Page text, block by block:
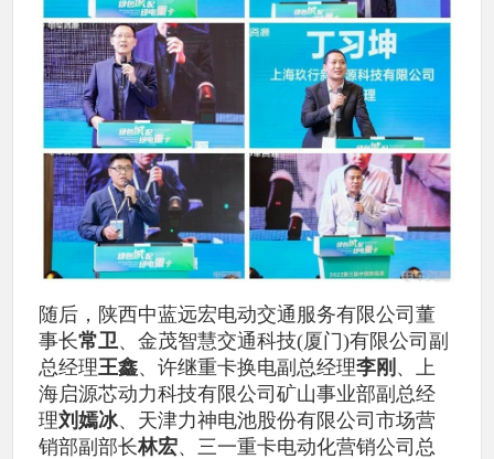
随后，陕西中蓝远宏电动交通服务有限公司董
事长常卫 、金茂智慧交通科技(厦门)有限公司副
总经理王鑫、许继重卡换电副总经理李刚 、上
海启源芯动力科技有限公司矿山事业部副总经
理刘嫣冰、天津力神电池股份有限公司市场营
销部副部长林宏、三一重卡电动化营销公司总